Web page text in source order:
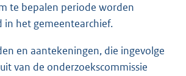
te bepalen periode worden
in het gemeentearchief.
en aantekeningen, die ingevolge
van de onderzoekscommissie